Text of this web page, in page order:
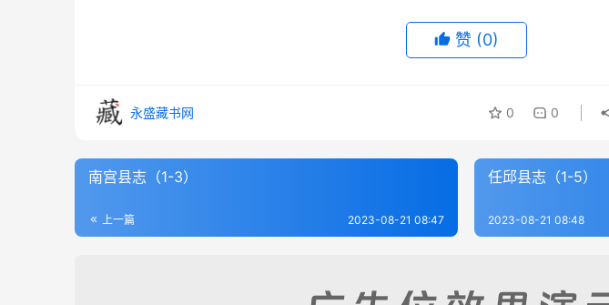
赞 (0)
永盛藏书网 0 0
南宫县志（1-3）
上一篇 2023-08-21 08:47
任邱县志（1-5）
2023-08-21 08:48